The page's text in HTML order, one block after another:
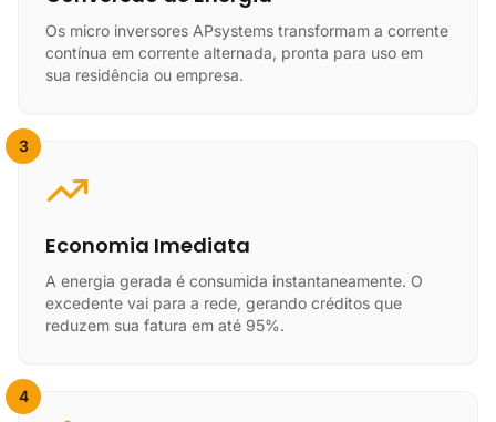
Os micro inversores APsystems transformam a corrente
contínua em corrente alternada, pronta para uso em
sua residência ou empresa.
3
Economia Imediata
A energia gerada é consumida instantaneamente. O
excedente vai para a rede, gerando créditos que
reduzem sua fatura em até 95%.
4